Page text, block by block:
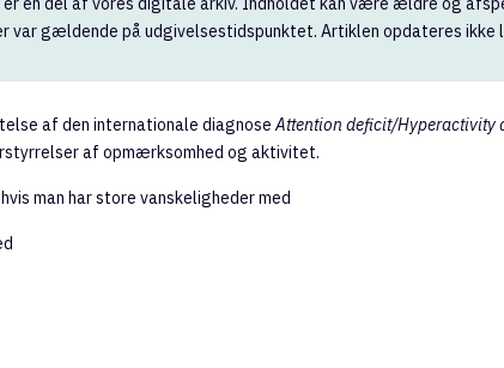
var gældende på udgivelsestidspunktet. Artiklen opdateres ikke
af den internationale diagnoseAttention deficit/Hyperactivity
af opmærksomhed og aktivitet.
man har store vanskeligheder med